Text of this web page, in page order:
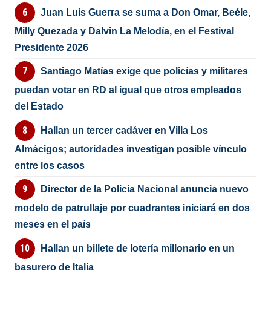
Juan Luis Guerra se suma a Don Omar, Beéle,
Milly Quezada y Dalvin La Melodía, en el Festival
Presidente 2026
Santiago Matías exige que policías y militares
puedan votar en RD al igual que otros empleados
del Estado
Hallan un tercer cadáver en Villa Los
Almácigos; autoridades investigan posible vínculo
entre los casos
Director de la Policía Nacional anuncia nuevo
modelo de patrullaje por cuadrantes iniciará en dos
meses en el país
Hallan un billete de lotería millonario en un
basurero de Italia